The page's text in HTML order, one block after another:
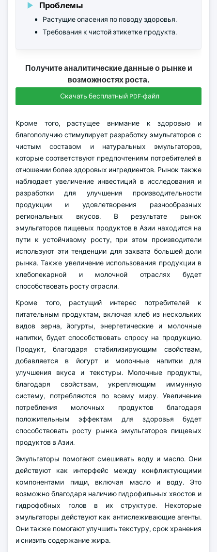
Проблемы
Растущие опасения по поводу здоровья.
Требования к чистой этикетке продукта.
Получите аналитические данные о рынке и
возможностях роста.
Скачать бесплатный PDF-файл
Кроме того, растущее внимание к здоровью и
благополучию стимулирует разработку эмульгаторов с
чистым составом и натуральных эмульгаторов,
которые соответствуют предпочтениям потребителей в
отношении более здоровых ингредиентов. Рынок также
наблюдает увеличение инвестиций в исследования и
разработки для улучшения производительности
продукции и удовлетворения разнообразных
региональных вкусов. В результате рынок
эмульгаторов пищевых продуктов в Азии находится на
пути к устойчивому росту, при этом производители
используют эти тенденции для захвата большей доли
рынка. Также увеличение использования продукции в
хлебопекарной и молочной отраслях будет
способствовать росту отрасли.
Кроме того, растущий интерес потребителей к
питательным продуктам, включая хлеб из нескольких
видов зерна, йогурты, энергетические и молочные
напитки, будет способствовать спросу на продукцию.
Продукт, благодаря стабилизирующим свойствам,
добавляется в йогурт и молочные напитки для
улучшения вкуса и текстуры. Молочные продукты,
благодаря свойствам, укрепляющим иммунную
систему, потребляются по всему миру. Увеличение
потребления молочных продуктов благодаря
положительным эффектам для здоровья будет
способствовать росту рынка эмульгаторов пищевых
продуктов в Азии.
Эмульгаторы помогают смешивать воду и масло. Они
действуют как интерфейс между конфликтующими
компонентами пищи, включая масло и воду. Это
возможно благодаря наличию гидрофильных хвостов и
гидрофобных голов в их структуре. Некоторые
эмульгаторы действуют как антислеживающие агенты.
Они также помогают улучшить текстуру, срок хранения
и снизить содержание жира.